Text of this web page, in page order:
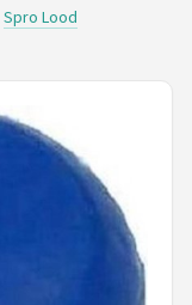
Spro Lood